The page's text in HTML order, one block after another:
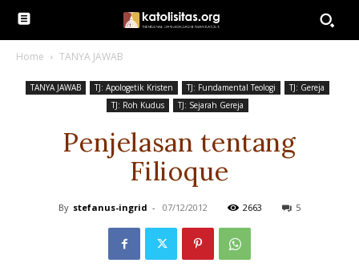
Home TANYA JAWAB
TANYA JAWAB TJ: Apologetik Kristen TJ: Fundamental Teologi
TJ: Gereja
TJ: Roh Kudus
TJ: Sejarah Gereja
Penjelasan tentang
Filioque
By stefanus-ingrid - 07/12/2012 2663 5